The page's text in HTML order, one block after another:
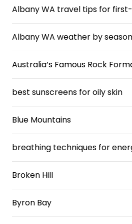
Albany WA travel tips for
Albany WA weather by season
Australia’s Famous Rock
best sunscreens for oily skin
Blue Mountains
breathing techniques for
Broken Hill
Byron Bay